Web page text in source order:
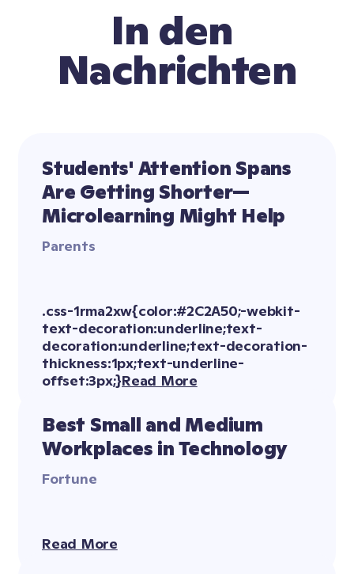
In den
Nachrichten
Students' Attention Spans
Are Getting Shorter—
Microlearning Might Help
Parents
Read More
Best Small and Medium
Workplaces in Technology
Fortune
Read More